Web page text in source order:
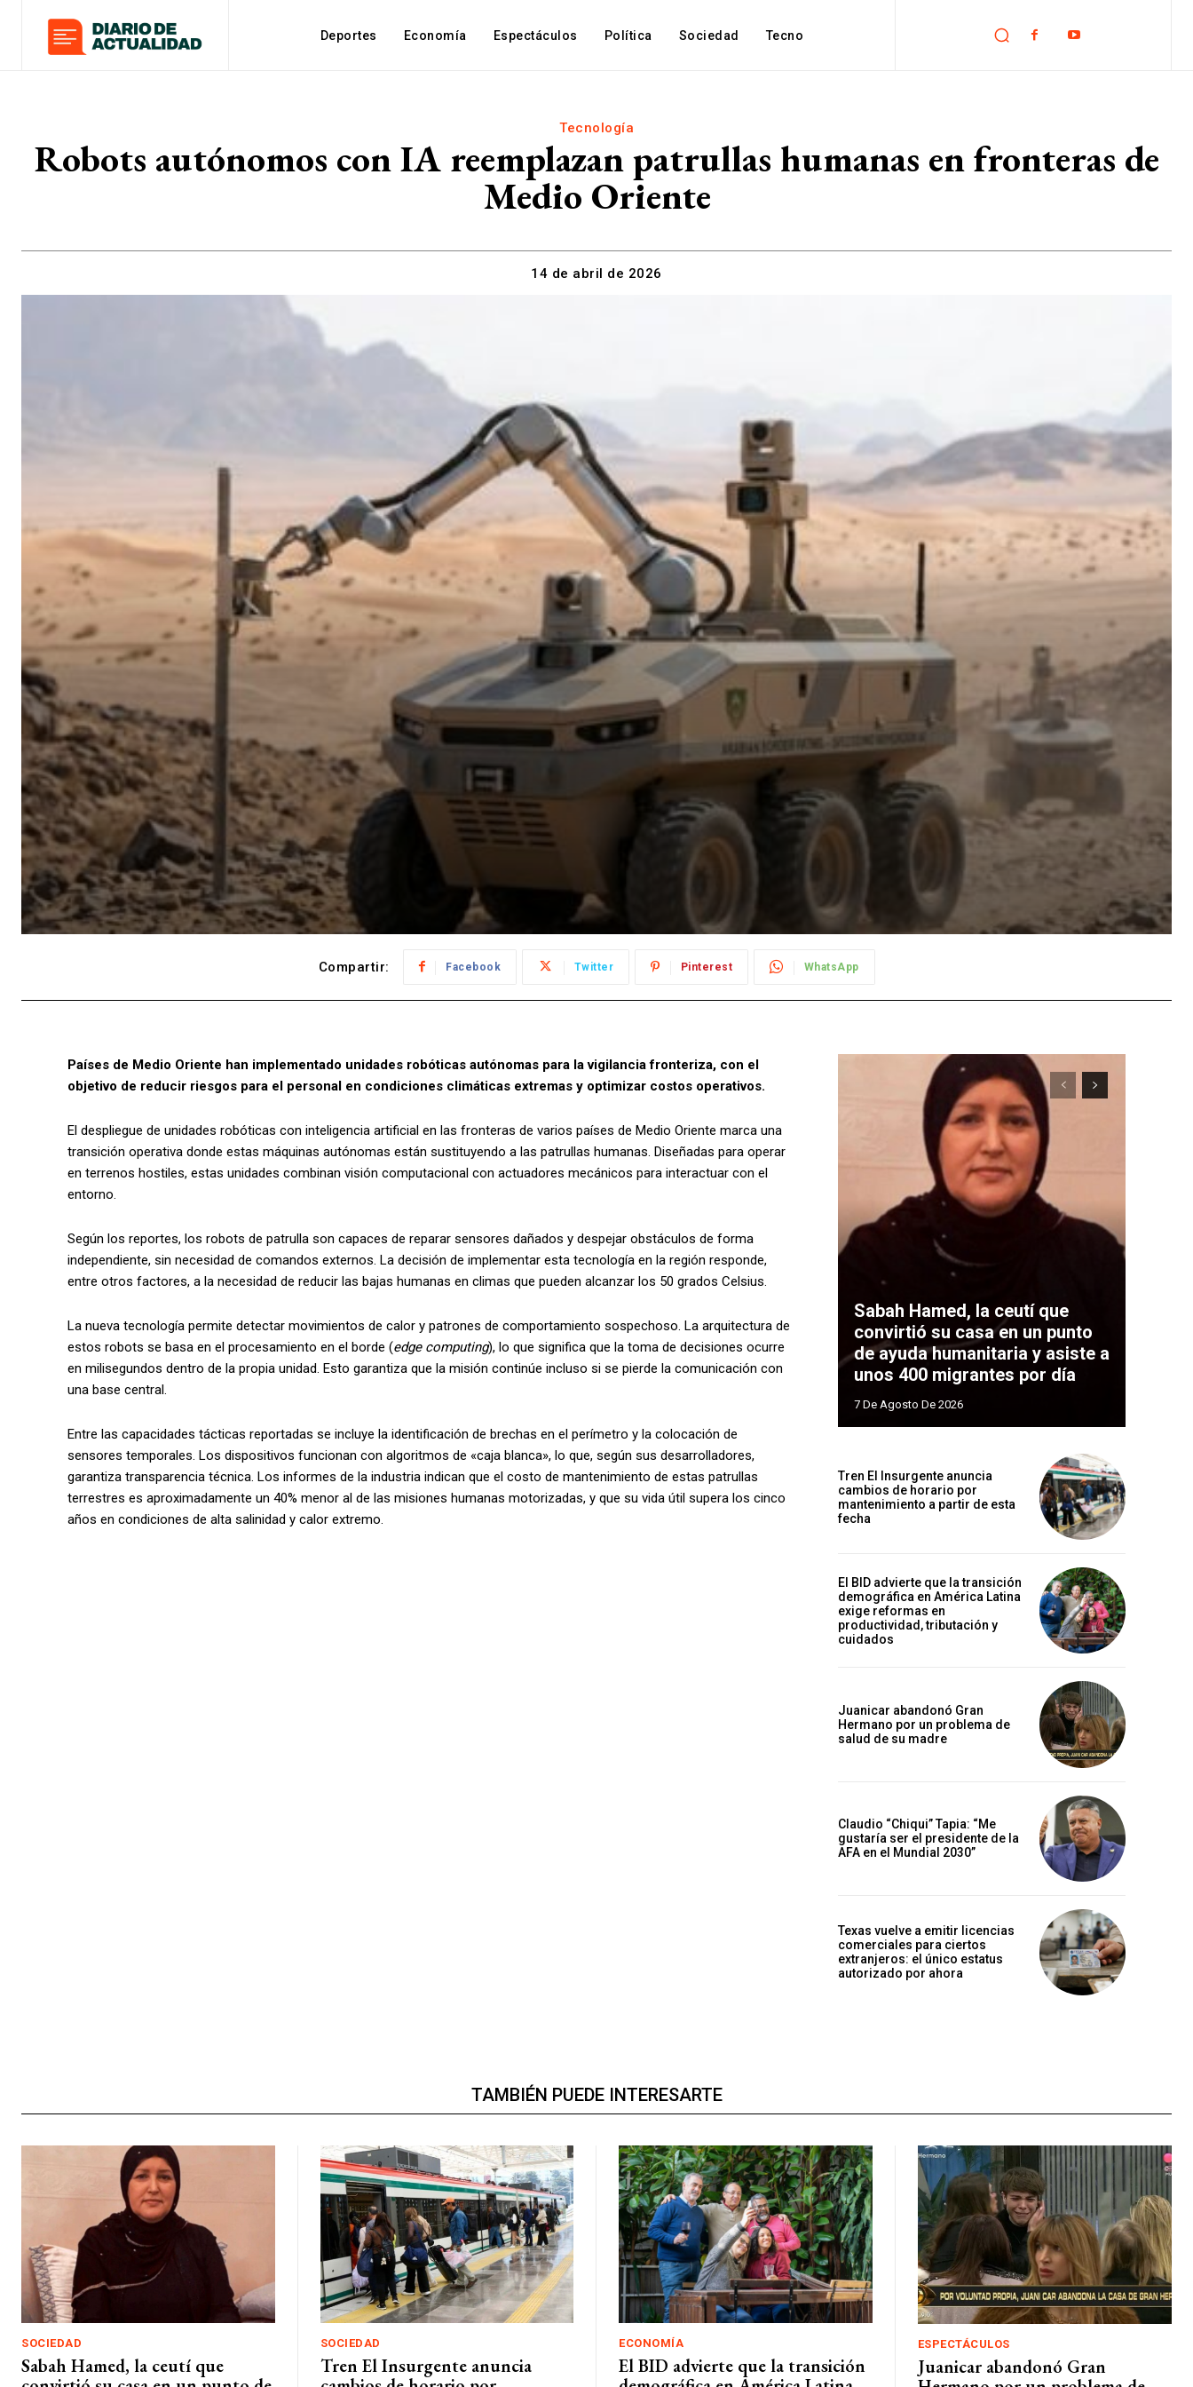
Deportes Economía Espectáculos Política Sociedad Tecno
Tecnología
Robots autónomos con IA reemplazan patrullas humanas en fronteras de
Medio Oriente
14 de abril de 2026
Compartir: Facebook Twitter Pinterest WhatsApp
Países de Medio Oriente han implementado unidades robóticas autónomas para la vigilancia fronteriza, con el
objetivo de reducir riesgos para el personal en condiciones climáticas extremas y optimizar costos operativos.
El despliegue de unidades robóticas con inteligencia artificial en las fronteras de varios países de Medio Oriente marca una
transición operativa donde estas máquinas autónomas están sustituyendo a las patrullas humanas. Diseñadas para operar
en terrenos hostiles, estas unidades combinan visión computacional con actuadores mecánicos para interactuar con el
entorno.
Según los reportes, los robots de patrulla son capaces de reparar sensores dañados y despejar obstáculos de forma
independiente, sin necesidad de comandos externos. La decisión de implementar esta tecnología en la región responde,
entre otros factores, a la necesidad de reducir las bajas humanas en climas que pueden alcanzar los 50 grados Celsius.
La nueva tecnología permite detectar movimientos de calor y patrones de comportamiento sospechoso. La arquitectura de
estos robots se basa en el procesamiento en el borde (edge computing), lo que significa que la toma de decisiones ocurre
en milisegundos dentro de la propia unidad. Esto garantiza que la misión continúe incluso si se pierde la comunicación con
una base central.
Entre las capacidades tácticas reportadas se incluye la identificación de brechas en el perímetro y la colocación de
sensores temporales. Los dispositivos funcionan con algoritmos de «caja blanca», lo que, según sus desarrolladores,
garantiza transparencia técnica. Los informes de la industria indican que el costo de mantenimiento de estas patrullas
terrestres es aproximadamente un 40% menor al de las misiones humanas motorizadas, y que su vida útil supera los cinco
años en condiciones de alta salinidad y calor extremo.
Sabah Hamed, la ceutí que
convirtió su casa en un punto
de ayuda humanitaria y asiste a
unos 400 migrantes por día
7 De Agosto De 2026
Tren El Insurgente anuncia
cambios de horario por
mantenimiento a partir de esta
fecha
El BID advierte que la transición
demográfica en América Latina
exige reformas en
productividad, tributación y
cuidados
Juanicar abandonó Gran
Hermano por un problema de
salud de su madre
Claudio “Chiqui” Tapia: “Me
gustaría ser el presidente de la
AFA en el Mundial 2030”
Texas vuelve a emitir licencias
comerciales para ciertos
extranjeros: el único estatus
autorizado por ahora
TAMBIÉN PUEDE INTERESARTE
SOCIEDAD
Sabah Hamed, la ceutí que
SOCIEDAD
Tren El Insurgente anuncia
ECONOMÍA
El BID advierte que la transición
ESPECTÁCULOS
Juanicar abandonó Gran